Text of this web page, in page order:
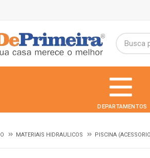
DEPARTAMENTOS
MATERIAIS HIDRAULICOS PISCINA